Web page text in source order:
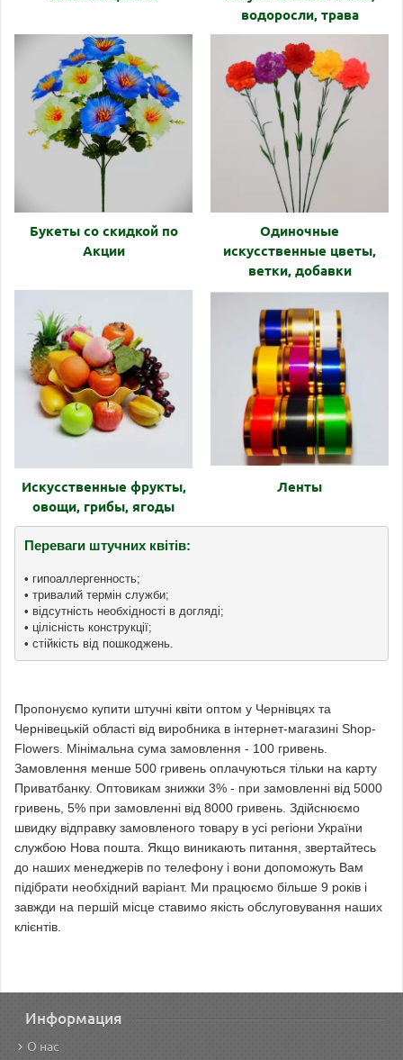
водоросли, трава
Букеты со скидкой по
Акции
Одиночные
искусственные цветы,
ветки, добавки
Искусственные фрукты,
овощи, грибы, ягоды
Ленты
Переваги штучних квітів:
• гипоаллергенность;
• тривалий термін служби;
• відсутність необхідності в догляді;
• цілісність конструкції;
• стійкість від пошкоджень.
Пропонуємо купити штучні квіти оптом у Чернівцях та
Чернівецькій області від виробника в інтернет-магазині Shop-
Flowers. Мінімальна сума замовлення - 100 гривень.
Замовлення менше 500 гривень оплачуються тільки на карту
Приватбанку. Оптовикам знижки 3% - при замовленні від 5000
гривень, 5% при замовленні від 8000 гривень. Здійснюємо
швидку відправку замовленого товару в усі регіони України
службою Нова пошта. Якщо виникають питання, звертайтесь
до наших менеджерів по телефону і вони допоможуть Вам
підібрати необхідний варіант. Ми працюємо більше 9 років і
завжди на першій місце ставимо якість обслуговування наших
клієнтів.
Информация
О нас